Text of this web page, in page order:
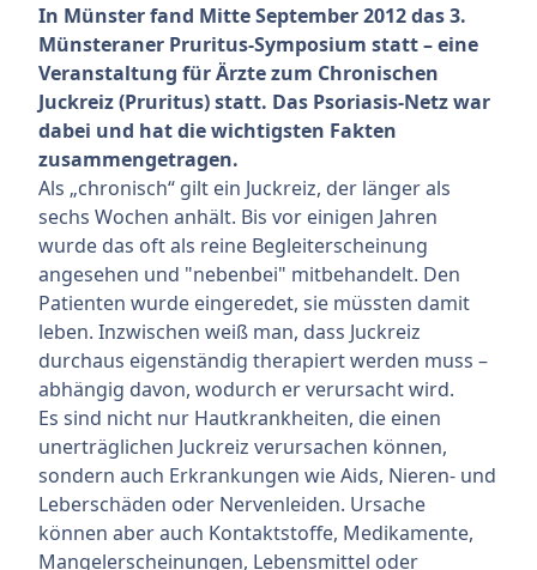
In Münster fand Mitte September 2012 das 3.
Münsteraner Pruritus-Symposium statt – eine
Veranstaltung für Ärzte zum Chronischen
Juckreiz (Pruritus) statt. Das Psoriasis-Netz war
dabei und hat die wichtigsten Fakten
zusammengetragen.
Als „chronisch“ gilt ein Juckreiz, der länger als
sechs Wochen anhält. Bis vor einigen Jahren
wurde das oft als reine Begleiterscheinung
angesehen und "nebenbei" mitbehandelt. Den
Patienten wurde eingeredet, sie müssten damit
leben. Inzwischen weiß man, dass Juckreiz
durchaus eigenständig therapiert werden muss –
abhängig davon, wodurch er verursacht wird.
Es sind nicht nur Hautkrankheiten, die einen
unerträglichen Juckreiz verursachen können,
sondern auch Erkrankungen wie Aids, Nieren- und
Leberschäden oder Nervenleiden. Ursache
können aber auch Kontaktstoffe, Medikamente,
Mangelerscheinungen, Lebensmittel oder